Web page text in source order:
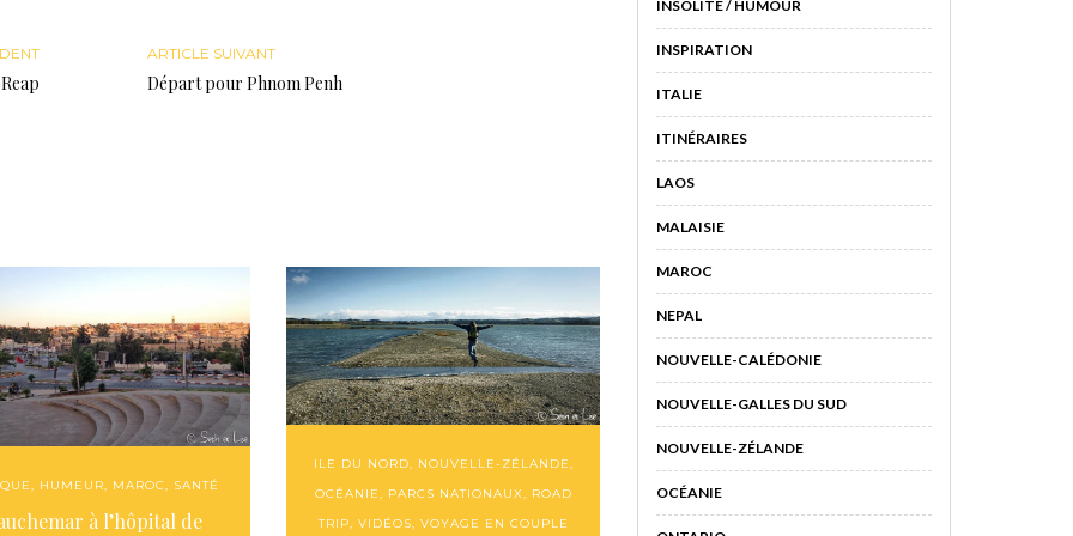
ARTICLE SUIVANT
Départ pour Phnom Penh
, HUMEUR, MAROC, SANTÉ
à l’hôpital de
ILE DU NORD, NOUVELLE-ZÉLANDE,
OCÉANIE, PARCS NATIONAUX, ROAD
TRIP, VIDÉOS, VOYAGE EN COUPLE
INSOLITE / HUMOUR
INSPIRATION
ITALIE
ITINÉRAIRES
LAOS
MALAISIE
MAROC
NEPAL
NOUVELLE-CALÉDONIE
NOUVELLE-GALLES DU SUD
NOUVELLE-ZÉLANDE
OCÉANIE